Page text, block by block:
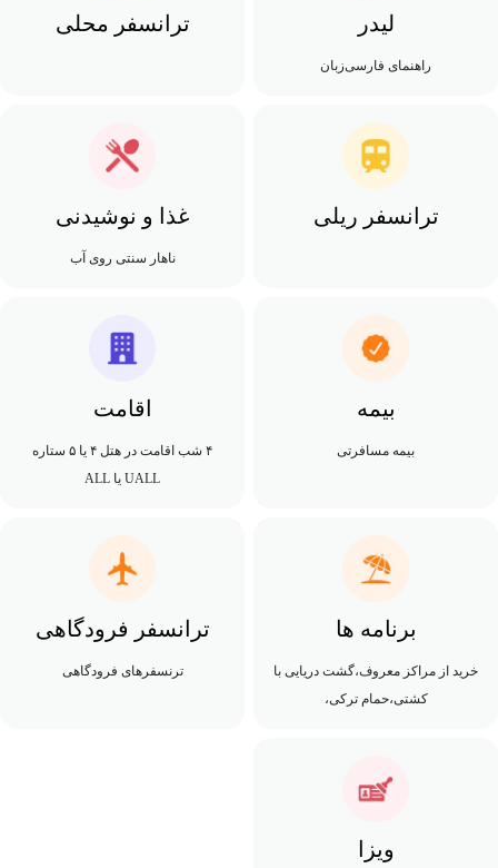
لیدر
راهنمای فارسی‌زبان
ترانسفر محلی
ترانسفر ریلی غذا و نوشیدنی
ناهار سنتی روی آب
بیمه
بیمه مسافرتی
اقامت
۴ شب اقامت در هتل ۴ یا ۵ ستاره
UALL یا ALL
برنامه ها
خرید از مراکز معروف،گشت دریایی با
کشتی،حمام ترکی،
ترانسفر فرودگاهی
ترنسفرهای فرودگاهی
ویزا